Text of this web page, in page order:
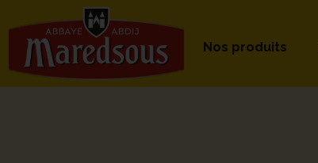
Nos produits